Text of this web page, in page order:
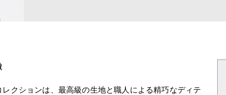
レクションは、最高級の生地と職人による精巧なディテ